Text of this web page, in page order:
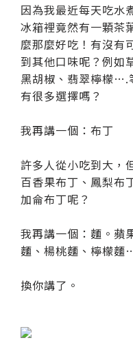
因為我最近每天吃水
冰箱裡竟然有一顆茶
麼那麼好吃！有沒有
到其他口味呢？例如
黑胡椒、翡翠檸檬….
有很多選擇嗎？
我再講一個：布丁
許多人從小吃到大，
百香果布丁、鳳梨布
加侖布丁呢？
我再講一個：麵。蘋
麵、楊桃麵、檸檬麵
換你講了。